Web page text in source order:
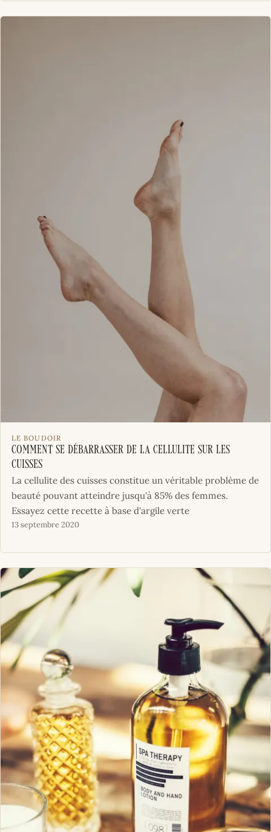
LE BOUDOIR
Comment se débarrasser de la cellulite sur les
cuisses
La cellulite des cuisses constitue un véritable problème de
beauté pouvant atteindre jusqu'à 85% des femmes.
Essayez cette recette à base d'argile verte
13 septembre 2020